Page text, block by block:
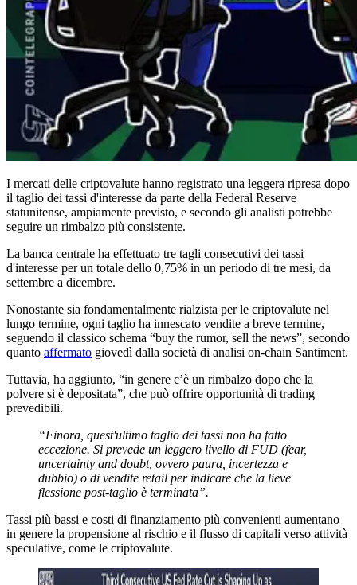
I mercati delle criptovalute hanno registrato una leggera ripresa dopo
il taglio dei tassi d'interesse da parte della Federal Reserve
statunitense, ampiamente previsto, e secondo gli analisti potrebbe
seguire un rimbalzo più consistente.
La banca centrale ha effettuato tre tagli consecutivi dei tassi
d'interesse per un totale dello 0,75% in un periodo di tre mesi, da
settembre a dicembre.
Nonostante sia fondamentalmente rialzista per le criptovalute nel
lungo termine, ogni taglio ha innescato vendite a breve termine,
seguendo il classico schema “buy the rumor, sell the news”, secondo
quanto affermato giovedì dalla società di analisi on-chain Santiment.
Tuttavia, ha aggiunto, “in genere c’è un rimbalzo dopo che la
polvere si è depositata”, che può offrire opportunità di trading
prevedibili.
“Finora, quest'ultimo taglio dei tassi non ha fatto
eccezione. Si prevede un leggero livello di FUD (fear,
uncertainty and doubt, ovvero paura, incertezza e
dubbio) o di vendite retail per indicare che la lieve
flessione post-taglio è terminata”.
Tassi più bassi e costi di finanziamento più convenienti aumentano
in genere la propensione al rischio e il flusso di capitali verso attività
speculative, come le criptovalute.